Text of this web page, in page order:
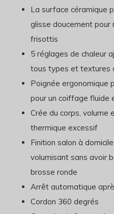
La surface céramique
glisse doucement pour
frisottis
5 réglages de chaleur
tous types et textures
Poignée ergonomique
pour un coiffage fluide
Crée du corps, volume
thermique excessif
Finition salon à
volumisant sans avoir
brosse ronde
Arrêt automatique
Cordon 360 degrés